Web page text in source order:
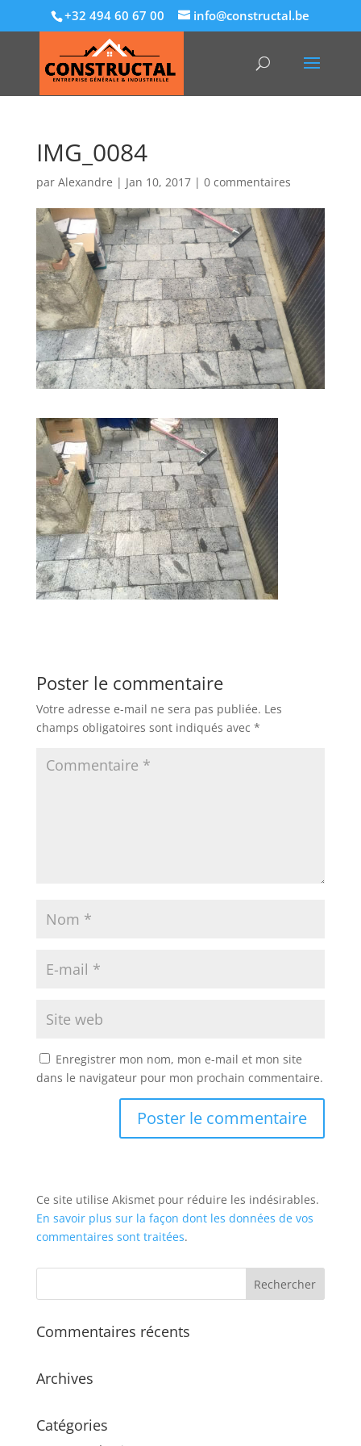
+32 494 60 67 00 info@constructal.be
IMG_0084
par Alexandre | Jan 10, 2017| 0 commentaires
Poster le commentaire
Votre adresse e-mail ne sera pas publiée. Les
champs obligatoires sont indiqués avec *
Enregistrer mon nom, mon e-mail et mon site
dans le navigateur pour mon prochain commentaire.
Ce site utilise Akismet pour réduire les indésirables.
En savoir plus sur la façon dont les données de vos
commentaires sont traitées.
Commentaires récents
Archives
Catégories